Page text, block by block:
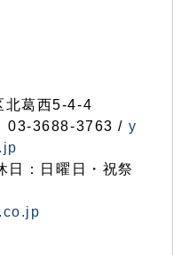
葛西5-4-4
03-3688-3763 / y
：日曜日・祝祭